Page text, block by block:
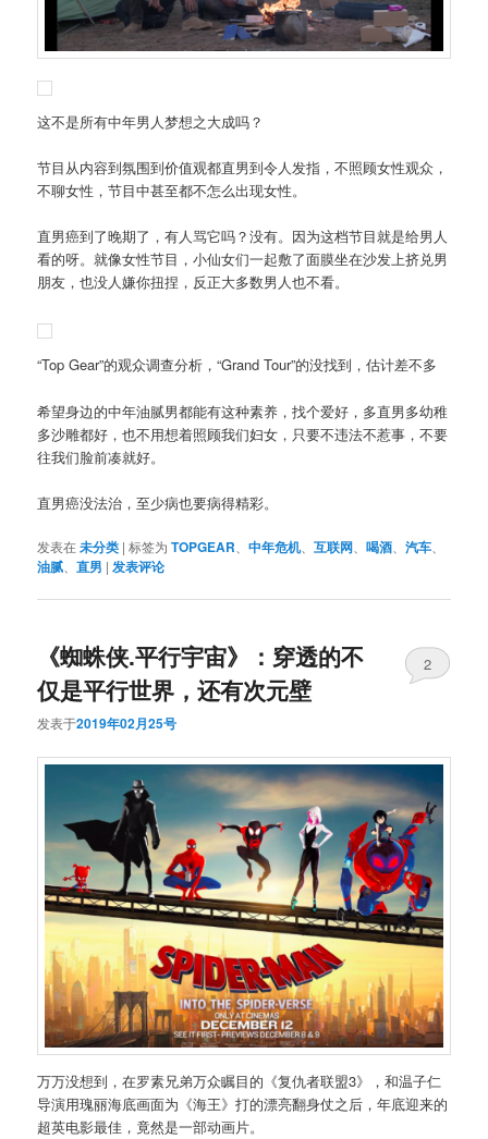
这不是所有中年男人梦想之大成吗？
节目从内容到氛围到价值观都直男到令人发指，不照顾女性观众，
不聊女性，节目中甚至都不怎么出现女性。
直男癌到了晚期了，有人骂它吗？没有。因为这档节目就是给男人
看的呀。就像女性节目，小仙女们一起敷了面膜坐在沙发上挤兑男
朋友，也没人嫌你扭捏，反正大多数男人也不看。
“Top Gear”的观众调查分析，“Grand Tour”的没找到，估计差不多
希望身边的中年油腻男都能有这种素养，找个爱好，多直男多幼稚
多沙雕都好，也不用想着照顾我们妇女，只要不违法不惹事，不要
往我们脸前凑就好。
直男癌没法治，至少病也要病得精彩。
发表在未分类 |标签为 TOPGEAR 、中年危机、互联网 、喝酒 、汽车
油腻 、直男 | 发表评论
《蜘蛛侠.平行宇宙》：穿透的不
仅是平行世界，还有次元壁
发表于2019年02月25号
2
万万没想到，在罗素兄弟万众瞩目的《复仇者联盟3》，和温子仁
导演用瑰丽海底画面为《海王》打的漂亮翻身仗之后，年底迎来的
超英电影最佳，竟然是一部动画片。